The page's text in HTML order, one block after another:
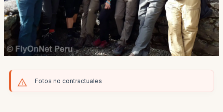
Fotos no contractuales